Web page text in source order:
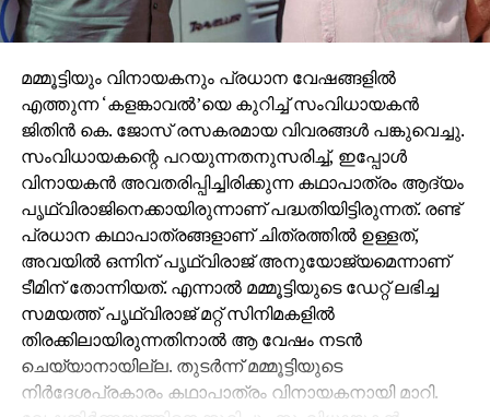
മമ്മൂട്ടിയും വിനായകനും പ്രധാന വേഷങ്ങളില്‍
എത്തുന്ന ‘കളങ്കാവല്‍’യെ കുറിച്ച് സംവിധായകന്‍
ജിതിന്‍ കെ. ജോസ് രസകരമായ വിവരങ്ങള്‍ പങ്കുവെച്ചു.
സംവിധായകന്റെ പറയുന്നതനുസരിച്ച്, ഇപ്പോള്‍
വിനായകന്‍ അവതരിപ്പിച്ചിരിക്കുന്ന കഥാപാത്രം ആദ്യം
പൃഥ്വിരാജിനെക്കായിരുന്നാണ് പദ്ധതിയിട്ടിരുന്നത്. രണ്ട്
പ്രധാന കഥാപാത്രങ്ങളാണ് ചിത്രത്തില്‍ ഉള്ളത്,
അവയില്‍ ഒന്നിന് പൃഥ്വിരാജ് അനുയോജ്യമെന്നാണ്
ടീമിന് തോന്നിയത്. എന്നാല്‍ മമ്മൂട്ടിയുടെ ഡേറ്റ് ലഭിച്ച
സമയത്ത് പൃഥ്വിരാജ് മറ്റ് സിനിമകളില്‍
തിരക്കിലായിരുന്നതിനാല്‍ ആ വേഷം നടന്‍
ചെയ്യാനായില്ല. തുടര്‍ന്ന് മമ്മൂട്ടിയുടെ
നിര്‍ദേശപ്രകാരം കഥാപാത്രം വിനായകനായി മാറി.